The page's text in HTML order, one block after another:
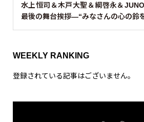
水上恒司＆木戸大聖＆綱啓永＆
最後の舞台挨拶—“みなさんの心の鈴
WEEKLY RANKING
登録されている記事はございません。